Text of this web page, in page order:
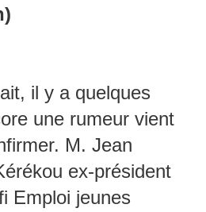
il y a quelques
une rumeur vient
M. Jean
ex-président
Emploi jeunes